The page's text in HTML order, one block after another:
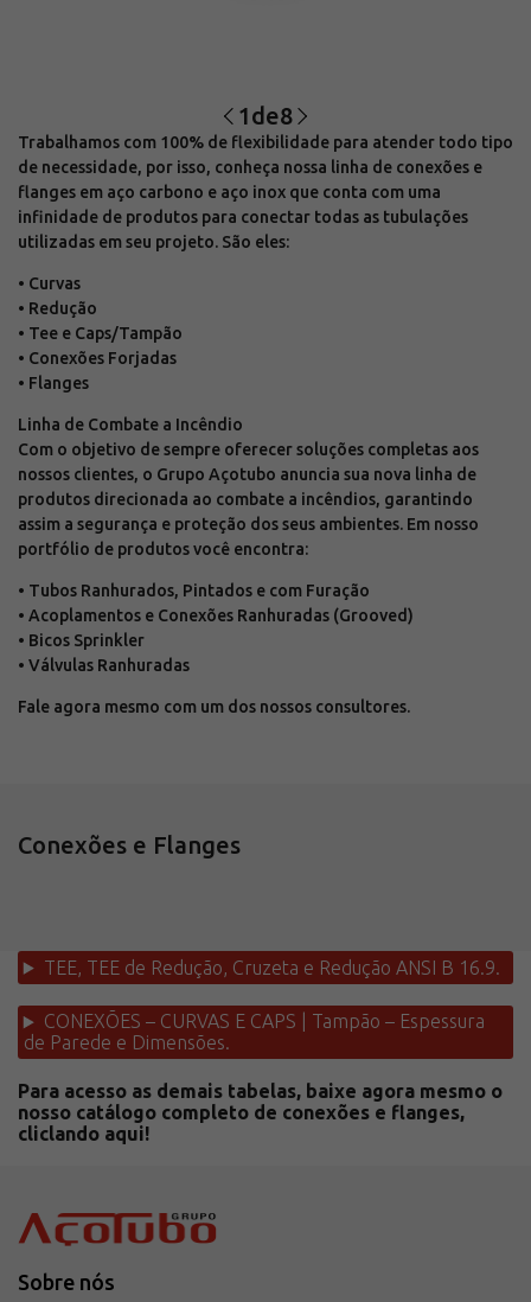
1de8
Trabalhamos com 100% de flexibilidade para atender todo tipo
de necessidade, por isso, conheça nossa linha de conexões e
flanges em aço carbono e aço inox que conta com uma
infinidade de produtos para conectar todas as tubulações
utilizadas em seu projeto. São eles:
• Curvas
• Redução
• Tee e Caps/Tampão
• Conexões Forjadas
• Flanges
Linha de Combate a Incêndio
Com o objetivo de sempre oferecer soluções completas aos
nossos clientes, o Grupo Açotubo anuncia sua nova linha de
produtos direcionada ao combate a incêndios, garantindo
assim a segurança e proteção dos seus ambientes. Em nosso
portfólio de produtos você encontra:
• Tubos Ranhurados, Pintados e com Furação
• Acoplamentos e Conexões Ranhuradas (Grooved)
• Bicos Sprinkler
• Válvulas Ranhuradas
Fale agora mesmo com um dos nossos consultores.
Conexões e Flanges
TEE, TEE de Redução, Cruzeta e Redução ANSI B 16.9.
CONEXÕES – CURVAS E CAPS | Tampão – Espessura
de Parede e Dimensões.
Para acesso as demais tabelas, baixe agora mesmo o
nosso catálogo completo de conexões e flanges,
cliclando aqui!
Sobre nós